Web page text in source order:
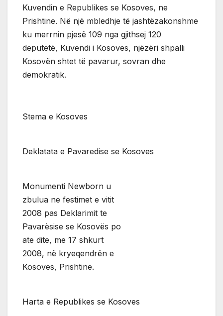
Kuvendin e Republikes se Kosoves, ne
Prishtine. Në një mbledhje të jashtëzakonshme
ku merrnin pjesë 109 nga gjithsej 120
deputetë, Kuvendi i Kosoves, njëzëri shpalli
Kosovën shtet të pavarur, sovran dhe
demokratik.
Stema e Kosoves
Deklatata e Pavaredise se Kosoves
Monumenti Newborn u
zbulua ne festimet e vitit
2008 pas Deklarimit te
Pavarèsise se Kosovës po
ate dite, me 17 shkurt
2008, në kryeqendrën e
Kosoves, Prishtine.
Harta e Republikes se Kosoves